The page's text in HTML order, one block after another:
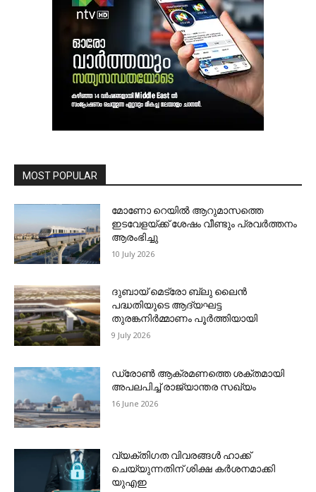
MOST POPULAR
മോണോ റെയില്‍ ആറുമാസത്തെ
ഇടവേളയ്ക്ക് ശേഷം വീണ്ടും പ്രവര്‍ത്തനം
ആരംഭിച്ചു
10 July 2026
ദുബായ് മെട്രോ ബ്ലു ലൈന്‍
പദ്ധതിയുടെ ആദ്യഘട്ട
തുരങ്കനിര്‍മ്മാണം പൂര്‍ത്തിയായി
9 July 2026
ഡ്രോണ്‍ ആക്രമണത്തെ ശക്തമായി
അപലപിച്ച് രാജ്യാന്തര സഖ്യം
16 June 2026
വ്യക്തിഗത വിവരങ്ങള്‍ ഹാക്ക്
ചെയ്യുന്നതിന് ശിക്ഷ കര്‍ശനമാക്കി
യുഎഇ